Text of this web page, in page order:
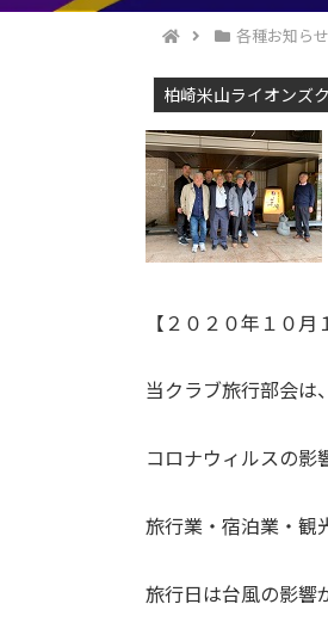
各種お知らせ
柏崎米山ライオンズ
【２０２０年１０
当クラブ旅行部会は
コロナウィルスの影
旅行業・宿泊業・観
旅行日は台風の影響